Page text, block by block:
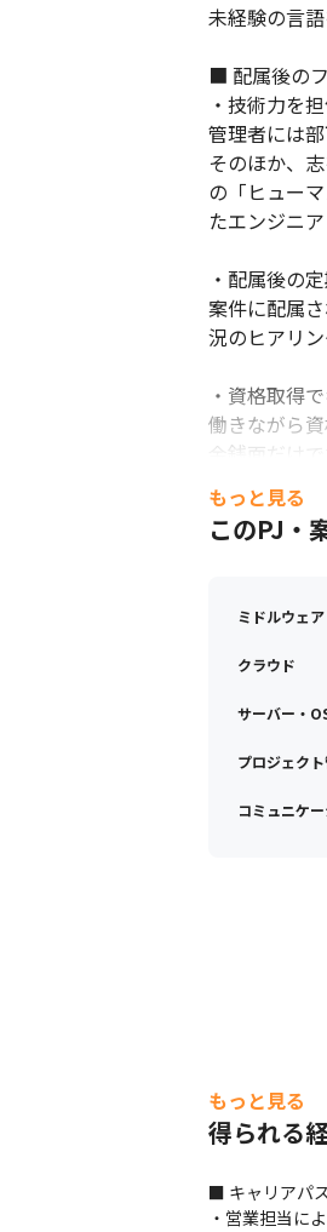
未経験の言
■ 配属後の
・技術力を
管理者には
そのほか、
の「ヒュー
たエンジニ
・配属後の
案件に配属
況のヒアリン
・資格取得
働きながら
金銭面だけ
無理なくス
・成果は正
スキル評価
四半期ごと
もっと見る
このPJ・
ミドルウェ
クラウド
サーバー・
プロジェク
コミュニケ
もっと見る
得られる
■ キャリアパ
・営業担当に